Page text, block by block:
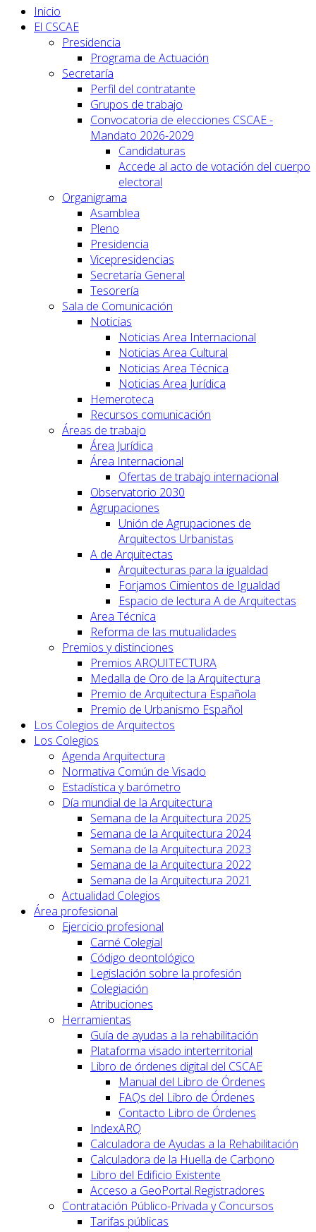
Inicio
El CSCAE
Presidencia
Programa de Actuación
Secretaría
Perfil del contratante
Grupos de trabajo
Convocatoria de elecciones CSCAE -
Mandato 2026-2029
Candidaturas
Accede al acto de votación del cuerpo
electoral
Organigrama
Asamblea
Pleno
Presidencia
Vicepresidencias
Secretaría General
Tesorería
Sala de Comunicación
Noticias
Noticias Area Internacional
Noticias Area Cultural
Noticias Area Técnica
Noticias Area Jurídica
Hemeroteca
Recursos comunicación
Áreas de trabajo
Área Jurídica
Área Internacional
Ofertas de trabajo internacional
Observatorio 2030
Agrupaciones
Unión de Agrupaciones de
Arquitectos Urbanistas
A de Arquitectas
Arquitecturas para la igualdad
Forjamos Cimientos de Igualdad
Espacio de lectura A de Arquitectas
Area Técnica
Reforma de las mutualidades
Premios y distinciones
Premios ARQUITECTURA
Medalla de Oro de la Arquitectura
Premio de Arquitectura Española
Premio de Urbanismo Español
Los Colegios de Arquitectos
Los Colegios
Agenda Arquitectura
Normativa Común de Visado
Estadística y barómetro
Día mundial de la Arquitectura
Semana de la Arquitectura 2025
Semana de la Arquitectura 2024
Semana de la Arquitectura 2023
Semana de la Arquitectura 2022
Semana de la Arquitectura 2021
Actualidad Colegios
Área profesional
Ejercicio profesional
Carné Colegial
Código deontológico
Legislación sobre la profesión
Colegiación
Atribuciones
Herramientas
Guía de ayudas a la rehabilitación
Plataforma visado interterritorial
Libro de órdenes digital del CSCAE
Manual del Libro de Órdenes
FAQs del Libro de Órdenes
Contacto Libro de Órdenes
IndexARQ
Calculadora de Ayudas a la Rehabilitación
Calculadora de la Huella de Carbono
Libro del Edificio Existente
Acceso a GeoPortal.Registradores
Contratación Público-Privada y Concursos
Tarifas públicas